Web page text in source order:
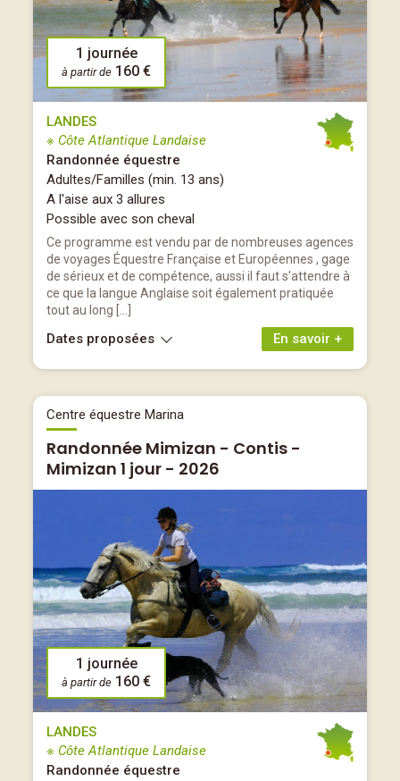
1 journée
à partir de 160 €
LANDES
※ Côte Atlantique Landaise
Randonnée équestre
Adultes/Familles (min. 13 ans)
A l'aise aux 3 allures
Possible avec son cheval
Ce programme est vendu par de nombreuses agences
de voyages Équestre Française et Européennes , gage
de sérieux et de compétence, aussi il faut s'attendre à
ce que la langue Anglaise soit également pratiquée
tout au long […]
En savoir +
Dates proposées
Centre équestre Marina
Randonnée Mimizan - Contis -
Mimizan 1 jour - 2026
1 journée
à partir de 160 €
LANDES
※ Côte Atlantique Landaise
Randonnée équestre